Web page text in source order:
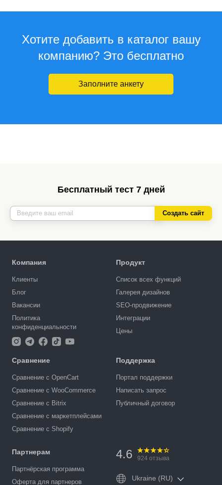
Хотите добавить в каталог вашу
компанию? Это бесплатно
Заполните анкету
Бесплатный тест 7 дней
Создать сайт
Компания
Клиенты
Блог
Вакансии
Политика
конфиденциальности
Продукт
Список всех функций
Галерея дизайнов
SEO-продвижение
Интеграции
Цены
Сравнение
Сравнение с OpenCart
Сравнение с WooCommerce
Сравнение с Bitrix
Сравнение с маркетплейсами
Сравнение с Shopify
Поддержка
Портал поддержки
Написать запрос
Публичный договор
Партнерам
Партнёрская программа
Оферта для партнеров
4.6 924 отзыва
Ukraine (RU)